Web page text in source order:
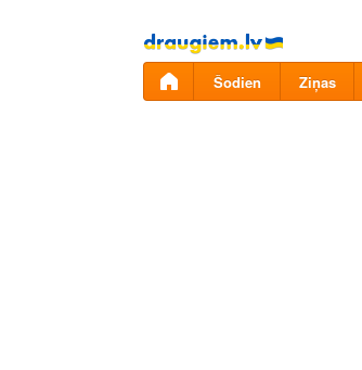
Pāriet
uz
saturu
Šodien Ziņas